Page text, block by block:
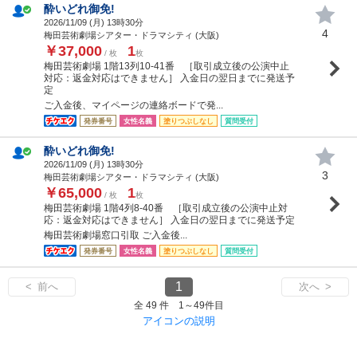
酔いどれ御免!
2026/11/09 (月) 13時30分
梅田芸術劇場シアター・ドラマシティ (大阪)
￥37,000 / 枚 1枚
梅田芸術劇場 1階13列10-41番 ［取引成立後の公演中止
対応：返金対応はできません］ 入金日の翌日までに発送予
定
ご入金後、マイページの連絡ボードで発...
発券番号 女性名義 塗りつぶしなし 質問受付
4
酔いどれ御免!
2026/11/09 (月) 13時30分
梅田芸術劇場シアター・ドラマシティ (大阪)
￥65,000 / 枚 1枚
梅田芸術劇場 1階4列8-40番 ［取引成立後の公演中止対
応：返金対応はできません］ 入金日の翌日までに発送予定
梅田芸術劇場窓口引取 ご入金後...
発券番号 女性名義 塗りつぶしなし 質問受付
3
< 前へ 1 次へ >
全 49 件 1～49件目
アイコンの説明